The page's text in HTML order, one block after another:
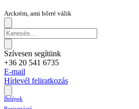
Arckrém, ami bőrré válik
Szívesen segítünk
+36 20 541 6735
E-mail
Hírlevél feliratkozás
Belépek